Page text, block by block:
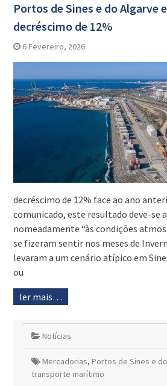
Portos de Sines e do Algarve
decréscimo de 12%
6 Fevereiro, 2026
decréscimo de 12% face ao ano
comunicado, este resultado deve-se
nomeadamente “às condições
se fizeram sentir nos meses de
levaram a um cenário atípico em
ou
ler mais…
Notícias
Mercadorias, Portos de Sines e
transporte marítimo